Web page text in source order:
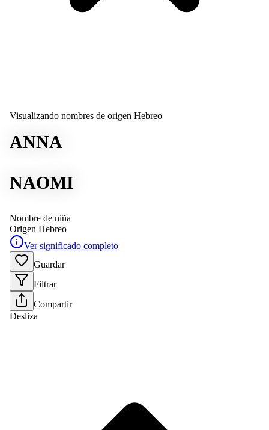
Visualizando nombres de origen Hebreo
ANNA
NAOMI
Nombre de niña
Origen Hebreo
Ver significado completo
Guardar
Filtrar
Compartir
Desliza